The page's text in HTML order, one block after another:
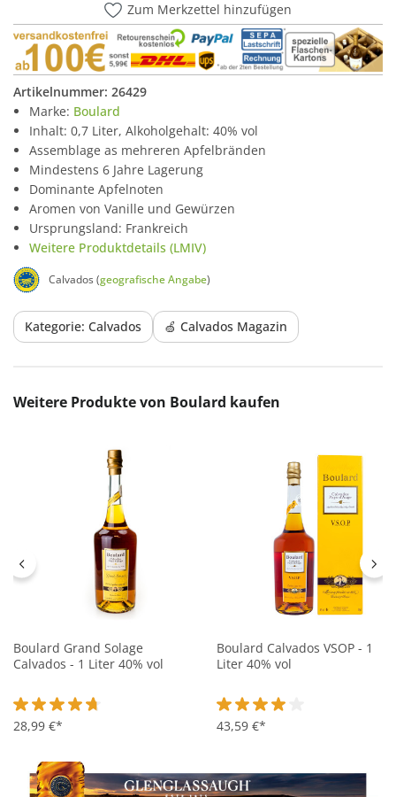
Zum Merkzettel hinzufügen
Artikelnummer: 26429
Marke: Boulard
Inhalt: 0,7 Liter, Alkoholgehalt: 40% vol
Assemblage as mehreren Apfelbränden
Mindestens 6 Jahre Lagerung
Dominante Apfelnoten
Aromen von Vanille und Gewürzen
Ursprungsland: Frankreich
Weitere Produktdetails (LMIV)
Calvados (geografische Angabe)
Kategorie: Calvados 🍏 Calvados Magazin
Produktgalerie überspringen
Weitere Produkte von Boulard kaufen
Boulard Grand Solage
Calvados - 1 Liter 40% vol
Durchschnittliche Bewertung von 4.6 von 5 Sternen
28,99 €*
Boulard Calvados VSOP - 1
Liter 40% vol
Durchschnittliche
43,59 €*